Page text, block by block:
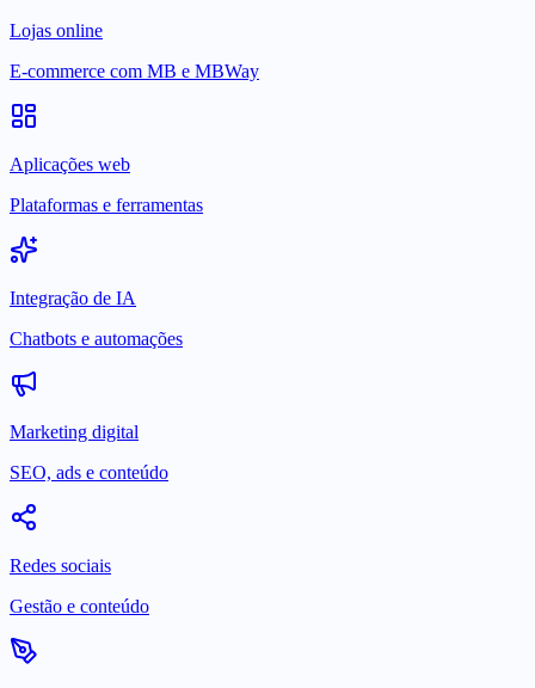
Lojas online
E-commerce com MB e MBWay
Aplicações web
Plataformas e ferramentas
Integração de IA
Chatbots e automações
Marketing digital
SEO, ads e conteúdo
Redes sociais
Gestão e conteúdo